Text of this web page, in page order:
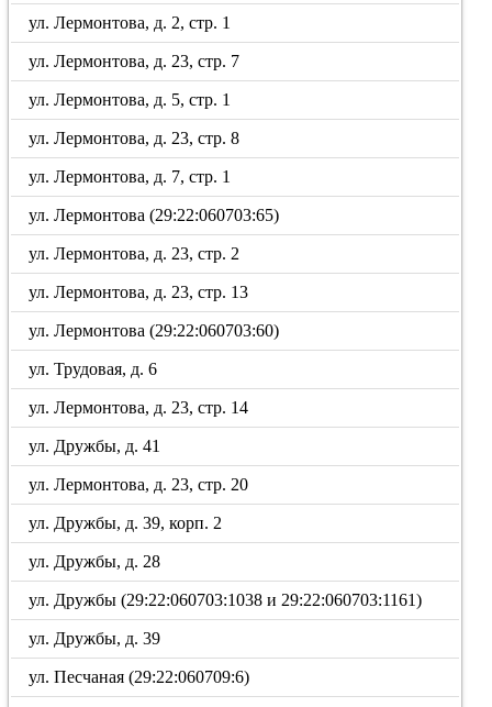
ул. Лермонтова, д. 2, стр. 1
ул. Лермонтова, д. 23, стр. 7
ул. Лермонтова, д. 5, стр. 1
ул. Лермонтова, д. 23, стр. 8
ул. Лермонтова, д. 7, стр. 1
ул. Лермонтова (29:22:060703:65)
ул. Лермонтова, д. 23, стр. 2
ул. Лермонтова, д. 23, стр. 13
ул. Лермонтова (29:22:060703:60)
ул. Трудовая, д. 6
ул. Лермонтова, д. 23, стр. 14
ул. Дружбы, д. 41
ул. Лермонтова, д. 23, стр. 20
ул. Дружбы, д. 39, корп. 2
ул. Дружбы, д. 28
ул. Дружбы (29:22:060703:1038 и 29:22:060703:1161)
ул. Дружбы, д. 39
ул. Песчаная (29:22:060709:6)